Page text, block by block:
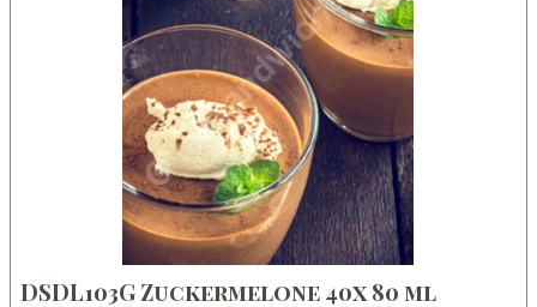
DSDL103G Zuckermelone 40x 80 ml